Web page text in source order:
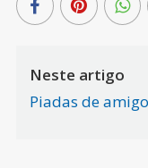
Neste artigo
Piadas de